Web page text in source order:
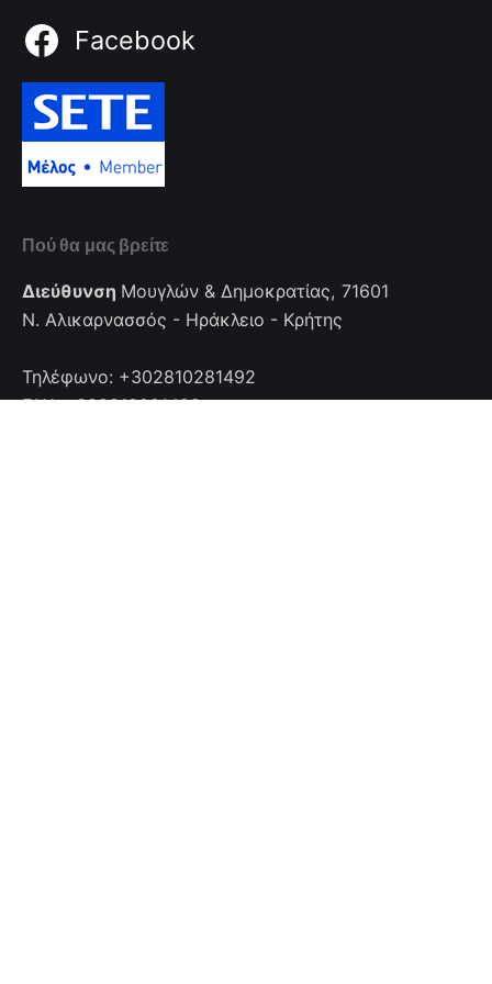
Facebook
Πού θα μας βρείτε
Διεύθυνση Μουγλών & Δημοκρατίας, 71601
Ν. Αλικαρνασσός - Ηράκλειο - Κρήτης
Τηλέφωνο: +302810281492
FAX: +302810281492